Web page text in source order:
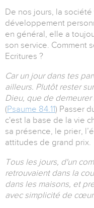
De nos jours, la
développement
en général, elle a
son service. Comment
Ecritures ?
Car un jour dans tes
ailleurs. Plutôt rester
Dieu, que de
(Psaume 84.11) Passer
c'est la base de la vie
sa présence, le prier,
attitudes de grand prix.
Tous les jours, d'un
retrouvaient dans la
dans les maisons, et
avec simplicité de